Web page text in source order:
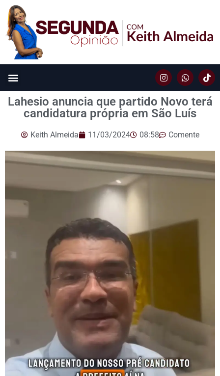
Lahesio anuncia que partido Novo terá
candidatura própria em São Luís
Keith Almeida 11/03/2024 08:58 Comente